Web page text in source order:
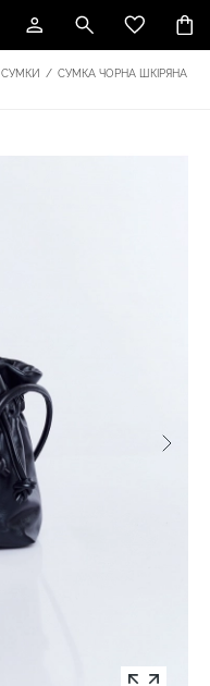
СУМКИ / СУМКА ЧОРНА ШКІРЯНА